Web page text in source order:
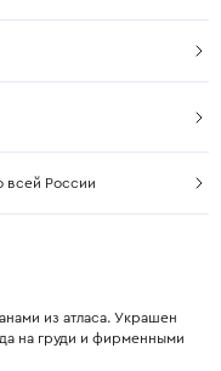
всей России
из атласа. Украшен
на груди и фирменными